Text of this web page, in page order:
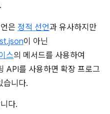
은 정적 선언과 유사하지만
이 아닌
스의 메서드를 사용하여
API를 사용하면 확장 프로그
습니다.
다.